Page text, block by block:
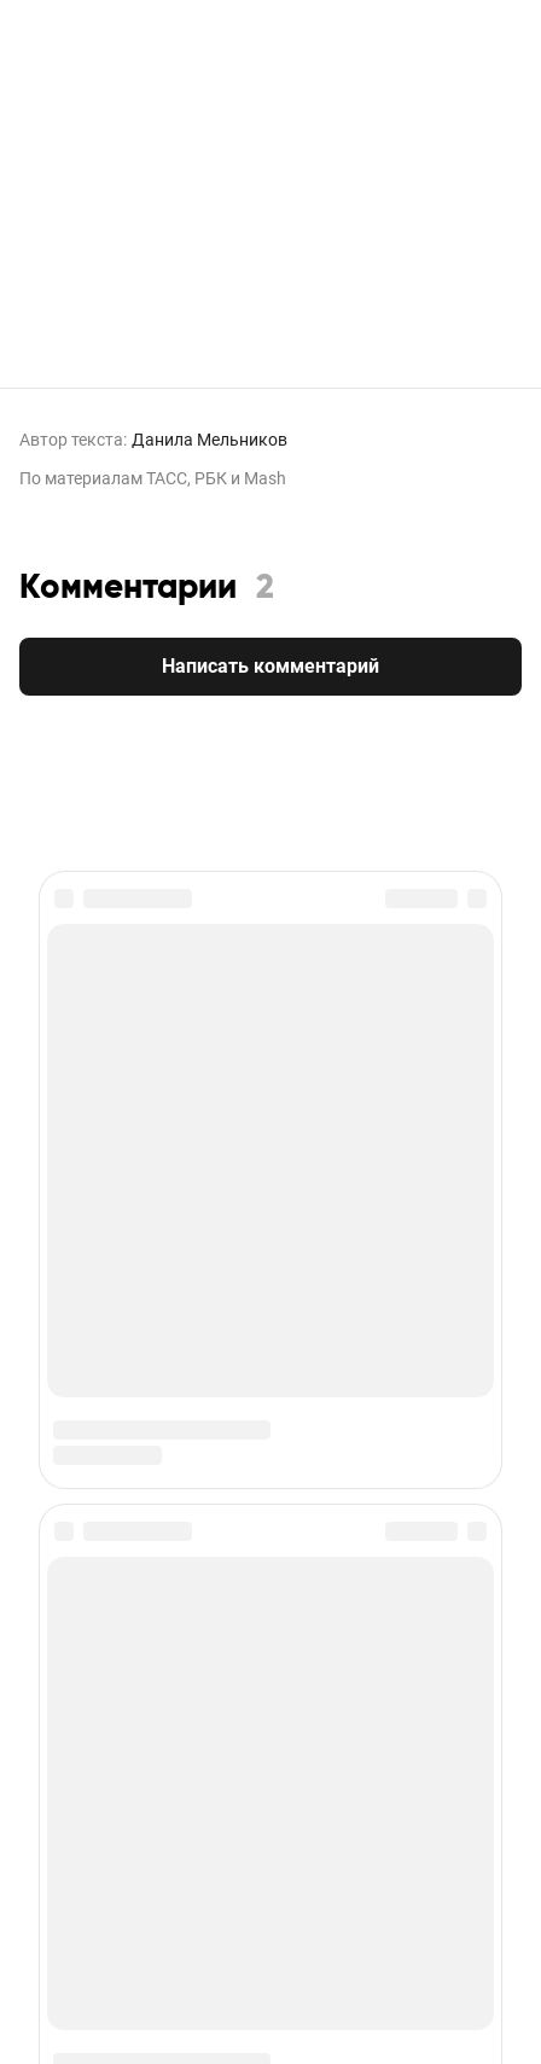
Автор текста: Данила Мельников
По материалам ТАСС, РБК и Mash
Комментарии 2
Написать комментарий